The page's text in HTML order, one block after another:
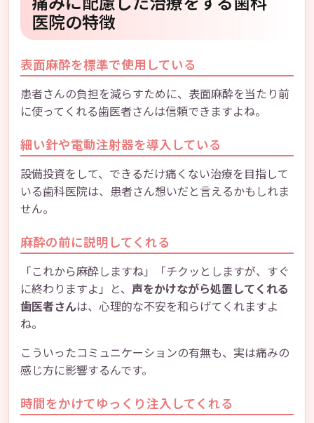
医院の特徴
表面麻酔を標準で使用している
患者さんの負担を減らすために、表面麻酔を当たり前
に使ってくれる歯医者さんは信頼できますよね。
細い針や電動注射器を導入している
設備投資をして、できるだけ痛くない治療を目指して
いる歯科医院は、患者さん想いだと言えるかもしれま
せん。
麻酔の前に説明してくれる
「これから麻酔しますね」「チクッとしますが、すぐ
に終わりますよ」と、 声をかけながら処置してくれる
歯医者さんは、心理的な不安を和らげてくれますよ
ね。
こういったコミュニケーションの有無も、実は痛みの
感じ方に影響するんです。
時間をかけてゆっくり注入してくれる